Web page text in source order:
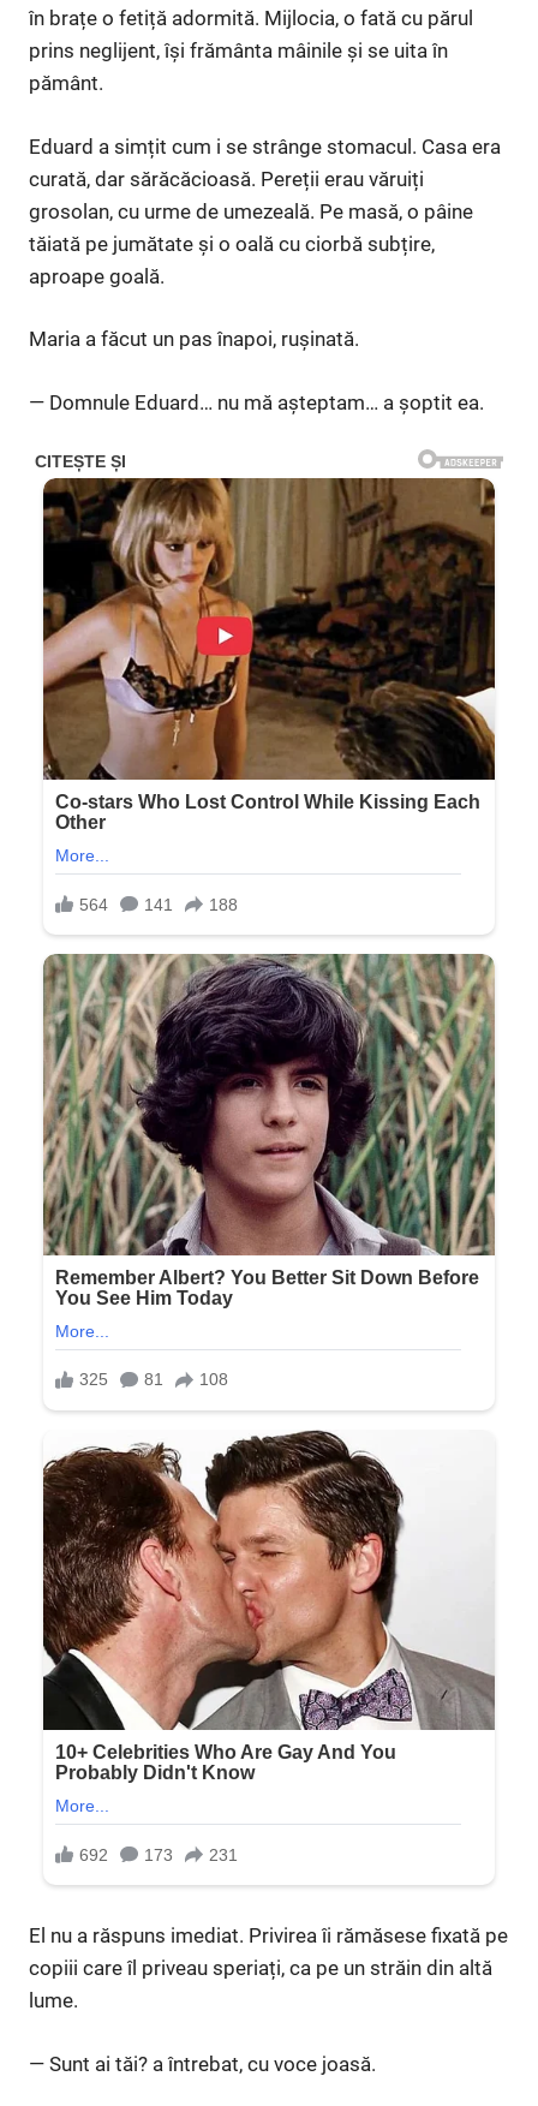
în brațe o fetiță adormită. Mijlocia, o fată cu părul
prins neglijent, își frământa mâinile și se uita în
pământ.
Eduard a simțit cum i se strânge stomacul. Casa era
curată, dar sărăcăcioasă. Pereții erau văruiți
grosolan, cu urme de umezeală. Pe masă, o pâine
tăiată pe jumătate și o oală cu ciorbă subțire,
aproape goală.
Maria a făcut un pas înapoi, rușinată.
— Domnule Eduard… nu mă așteptam… a șoptit ea.
El nu a răspuns imediat. Privirea îi rămăsese fixată pe
copiii care îl priveau speriați, ca pe un străin din altă
lume.
— Sunt ai tăi? a întrebat, cu voce joasă.